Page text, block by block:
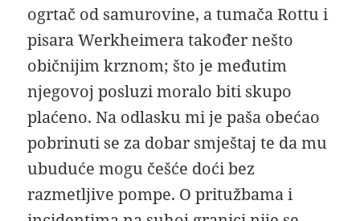
ogrtač od samurovine, a tumača Rottu i
pisara Werkheimera također nešto
običnijim krznom; što je međutim
njegovoj posluzi moralo biti skupo
plaćeno. Na odlasku mi je paša obećao
pobrinuti se za dobar smještaj te da mu
ubuduće mogu češće doći bez
razmetljive pompe. O pritužbama i